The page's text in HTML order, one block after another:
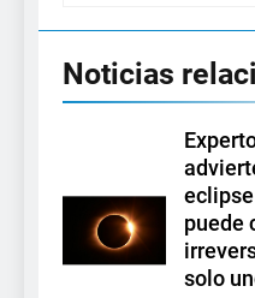
Noticias
puede
solo